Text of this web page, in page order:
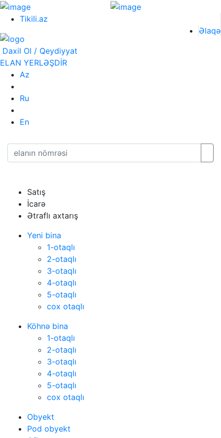
Tikili.az
Əlaqə
Daxil Ol / Qeydiyyat
ELAN YERLƏŞDİR
Az
Ru
En
Satış
İcarə
Ətraflı axtarış
Yeni bina
1-otaqlı
2-otaqlı
3-otaqlı
4-otaqlı
5-otaqlı
cox otaqlı
Köhnə bina
1-otaqlı
2-otaqlı
3-otaqlı
4-otaqlı
5-otaqlı
cox otaqlı
Obyekt
Pod obyekt